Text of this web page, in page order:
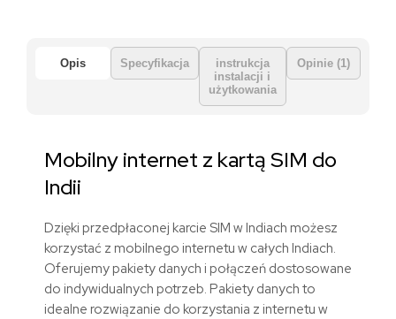
Opis Specyfikacja
instrukcja
instalacji i
użytkowania
Opinie (1)
Mobilny internet z kartą SIM do
Indii
Dzięki przedpłaconej karcie SIM w Indiach możesz
korzystać z mobilnego internetu w całych Indiach.
Oferujemy pakiety danych i połączeń dostosowane
do indywidualnych potrzeb. Pakiety danych to
idealne rozwiązanie do korzystania z internetu w